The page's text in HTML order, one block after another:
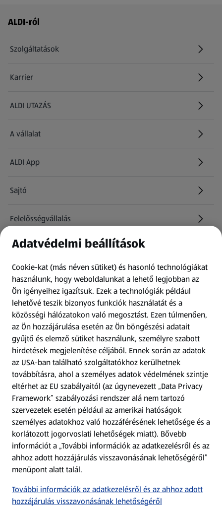
Láblécmenü - további linkek
ALDI-ról
Szolgáltatások
Karrier
(új oldalon nyílik meg)
ALDI UTAZÁS
(új oldalon nyílik meg)
A vállalat
ALDI App
Sajtó
Felelősségvállalás
Információk
Kérdőív
Fizetési lehetőségek
ALDI utalványok
Árcsökkentés
Adattörlő alkalmazás
Szervizpont
(új oldalon nyílik meg)
Fedezz fel minket az interneten!
Töltsd le az ALDI Magyarország applikációt!
Adatvédelmi beállítások
Cookie-kat (más néven sütiket) és hasonló technológiákat
használunk, hogy weboldalunkat a lehető legjobban az
Ön igényeihez igazítsuk. Ezek a technológiák például
lehetővé teszik bizonyos funkciók használatát és a
közösségi hálózatokon való megosztást. Ezen túlmenően,
az Ön hozzájárulása esetén az Ön böngészési adatait
gyűjtő és elemző sütiket használunk, személyre szabott
hirdetések megjelenítése céljából. Ennek során az adatok
az USA-ban található szolgáltatókhoz kerülhetnek
továbbításra, ahol a személyes adatok védelmének szintje
eltérhet az EU szabályaitól (az úgynevezett „Data Privacy
Framework” szabályozási rendszer alá nem tartozó
szervezetek esetén például az amerikai hatóságok
személyes adatokhoz való hozzáférésének lehetősége és a
korlátozott jogorvoslati lehetőségek miatt). Bővebb
információt a „További információk az adatkezelésről és az
ahhoz adott hozzájárulás visszavonásának lehetőségéről”
menüpont alatt talál.
További információk az adatkezelésről és az ahhoz adott
hozzájárulás visszavonásának lehetőségéről